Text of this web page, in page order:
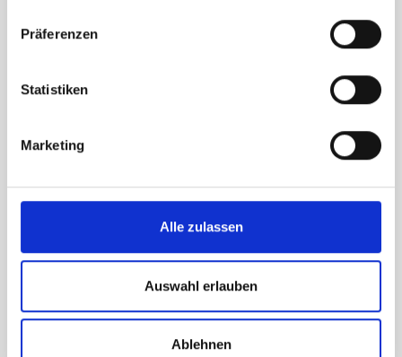
Präferenzen
Statistiken
Marketing
Alle zulassen
Auswahl erlauben
Ablehnen